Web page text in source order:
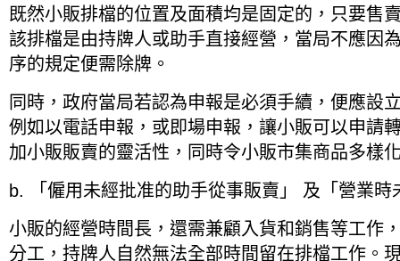
既然小販排檔的位置及面積均是固定的，只要售
該排檔是由持牌人或助手直接經營，當局不應因
序的規定便需除牌。
同時，政府當局若認為申報是必須手續，便應設
例如以電話申報，或即場申報，讓小販可以申請
加小販販賣的靈活性，同時令小販市集商品多樣
b. 「僱用未經批准的助手從事販賣」 及「營業時
小販的經營時間長，還需兼顧入貨和銷售等工作
分工，持牌人自然無法全部時間留在排檔工作。